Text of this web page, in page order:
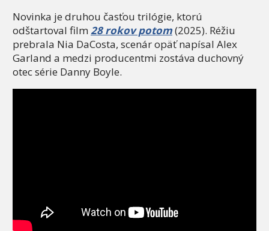
Novinka je druhou časťou trilógie, ktorú
odštartoval film 28 rokov potom(2025). Réžiu
prebrala Nia DaCosta, scenár opäť napísal Alex
Garland a medzi producentmi zostáva duchovný
otec série Danny Boyle.